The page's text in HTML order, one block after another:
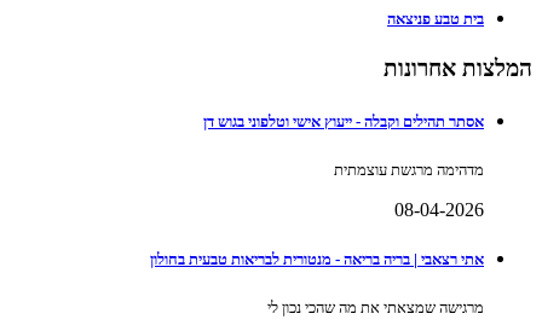
בית טבע פניצאה
המלצות אחרונות
אסתר תהילים וקבלה - ייעוץ אישי וטלפוני בגוש דן
מדהימה מרגשת עוצמתית
08-04-2026
אתי רצאבי | בריה בריאה - מנטורית לבריאות טבעית בחולון
מרגישה שמצאתי את מה שהכי נכון לי